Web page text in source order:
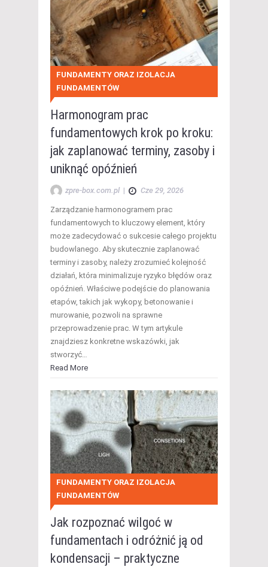
FUNDAMENTY ORAZ IZOLACJA
FUNDAMENTÓW
Harmonogram prac
fundamentowych krok po kroku:
jak zaplanować terminy, zasoby i
uniknąć opóźnień
zpre-box.com.pl | Cze 29, 2026
Zarządzanie harmonogramem prac
fundamentowych to kluczowy element, który
może zadecydować o sukcesie całego projektu
budowlanego. Aby skutecznie zaplanować
terminy i zasoby, należy zrozumieć kolejność
działań, która minimalizuje ryzyko błędów oraz
opóźnień. Właściwe podejście do planowania
etapów, takich jak wykopy, betonowanie i
murowanie, pozwoli na sprawne
przeprowadzenie prac. W tym artykule
znajdziesz konkretne wskazówki, jak
stworzyć…
Read More
FUNDAMENTY ORAZ IZOLACJA
FUNDAMENTÓW
Jak rozpoznać wilgoć w
fundamentach i odróżnić ją od
kondensacji – praktyczne